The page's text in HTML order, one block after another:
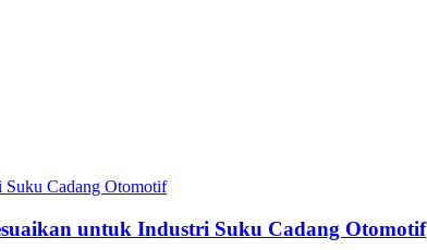
untuk Industri Suku Cadang Otomotif